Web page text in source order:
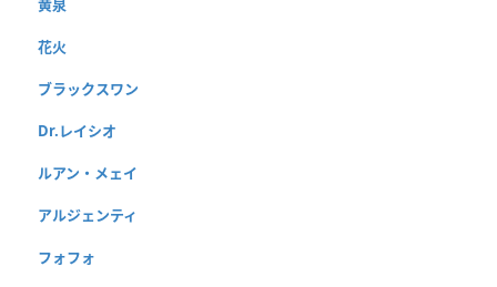
黄泉
花火
ブラックスワン
Dr.レイシオ
ルアン・メェイ
アルジェンティ
フォフォ